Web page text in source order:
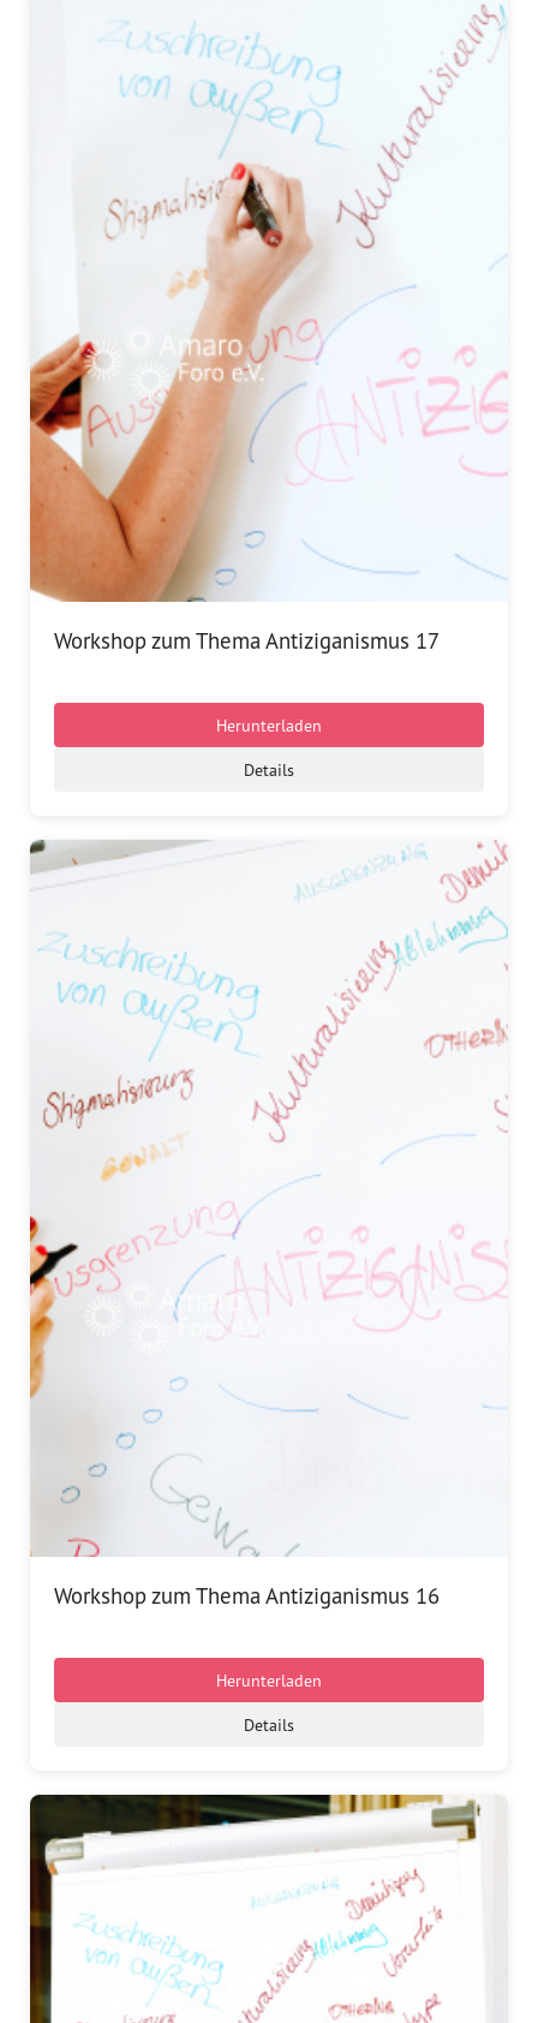
Workshop zum Thema Antiziganismus 17
Herunterladen
Details
Workshop zum Thema Antiziganismus 16
Herunterladen
Details